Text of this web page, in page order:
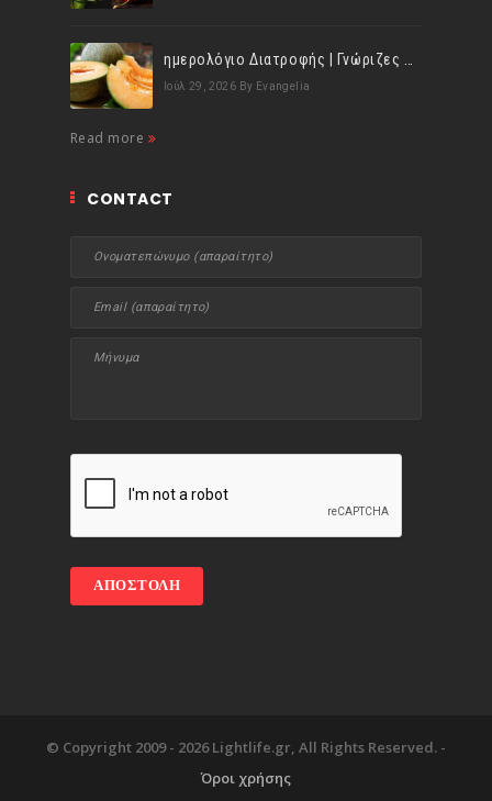
ημερολόγιο Διατροφής | Γνώριζες ότι, το πεπόνι περιέχει πολλές βιταμίνες;
Ιούλ 29, 2026 By Evangelia
Read more
CONTACT
© Copyright 2009 - 2026 Lightlife.gr, All Rights Reserved. -
Όροι χρήσης